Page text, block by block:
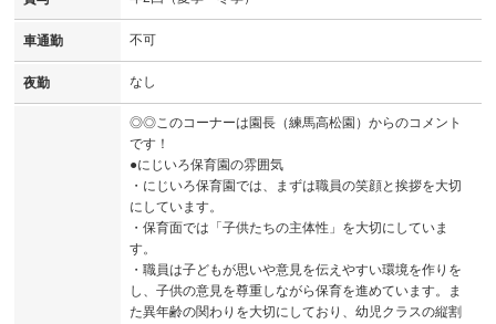
車通勤 不可
夜勤 なし
◎◎このコーナーは園長（練馬高松園）からのコメント
です！
●にじいろ保育園の雰囲気
・にじいろ保育園では、まずは職員の笑顔と挨拶を大切
にしています。
・保育面では「子供たちの主体性」を大切にしていま
す。
・職員は子どもが思いや意見を伝えやすい環境を作りを
し、子供の意見を尊重しながら保育を進めています。ま
た異年齢の関わりを大切にしており、幼児クラスの縦割